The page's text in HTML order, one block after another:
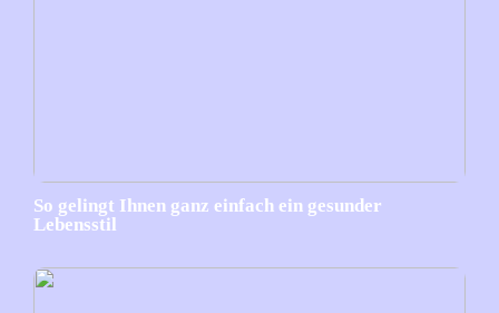
So gelingt Ihnen ganz einfach ein gesunder
Lebensstil